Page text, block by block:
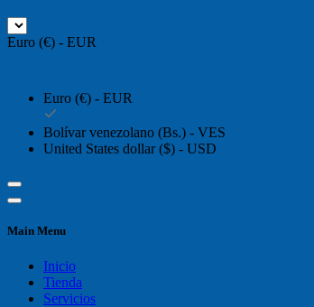
Euro (€) - EUR
Euro (€) - EUR
Bolívar venezolano (Bs.) - VES
United States dollar ($) - USD
Main Menu
Inicio
Tienda
Servicios